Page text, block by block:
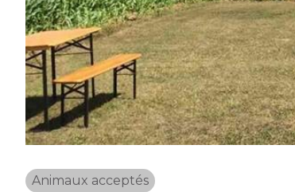
Animaux acceptés